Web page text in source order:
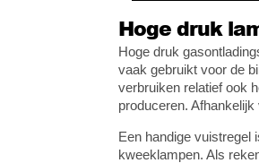
Hoge druk
Hoge druk
vaak gebruikt voor de
verbruiken relatief ook
produceren.
Een handige vuistregel
kweeklampen. Als